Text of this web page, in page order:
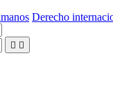
Derecho
 